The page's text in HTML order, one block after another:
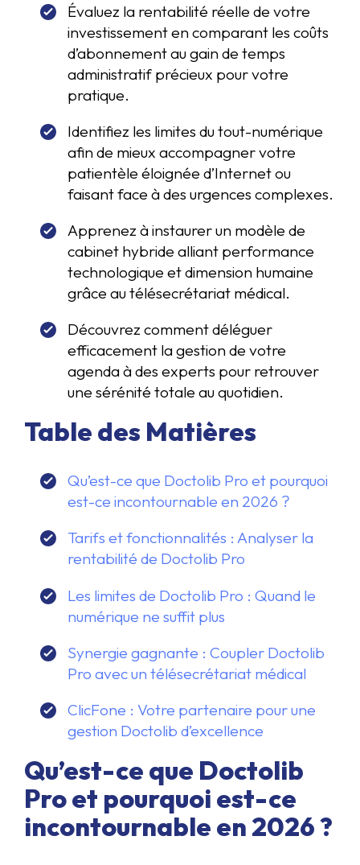
Évaluez la rentabilité réelle de votre
investissement en comparant les coûts
d’abonnement au gain de temps
administratif précieux pour votre
pratique.
Identifiez les limites du tout-numérique
afin de mieux accompagner votre
patientèle éloignée d’Internet ou
faisant face à des urgences complexes.
Apprenez à instaurer un modèle de
cabinet hybride alliant performance
technologique et dimension humaine
grâce au télésecrétariat médical.
Découvrez comment déléguer
efficacement la gestion de votre
agenda à des experts pour retrouver
une sérénité totale au quotidien.
Table des Matières
Qu’est-ce que Doctolib Pro et pourquoi
est-ce incontournable en 2026 ?
Tarifs et fonctionnalités : Analyser la
rentabilité de Doctolib Pro
Les limites de Doctolib Pro : Quand le
numérique ne suffit plus
Synergie gagnante : Coupler Doctolib
Pro avec un télésecrétariat médical
ClicFone : Votre partenaire pour une
gestion Doctolib d’excellence
Qu’est-ce que Doctolib
Pro et pourquoi est-ce
incontournable en 2026 ?